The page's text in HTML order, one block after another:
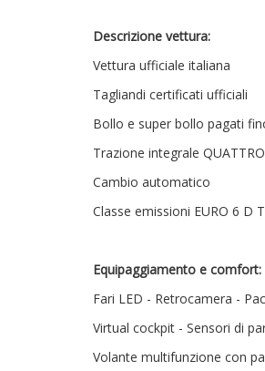
Descrizione vettura:
Vettura ufficiale italiana
Tagliandi certificati ufficiali
Bollo e super bollo pagati
Trazione integrale QUATTRO
Cambio automatico
Classe emissioni EURO 6 D
Equipaggiamento e comfort:
Fari LED - Retrocamera -
Virtual cockpit - Sensori di
Volante multifunzione con